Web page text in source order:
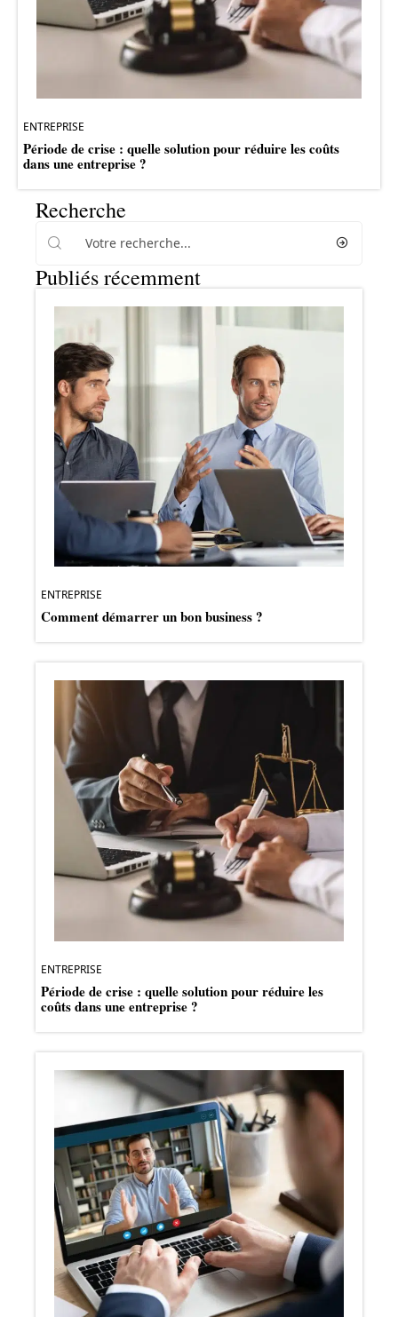
ENTREPRISE
Période de crise : quelle solution pour réduire les coûts
dans une entreprise ?
Recherche
Publiés récemment
ENTREPRISE
Comment démarrer un bon business ?
ENTREPRISE
Période de crise : quelle solution pour réduire les
coûts dans une entreprise ?